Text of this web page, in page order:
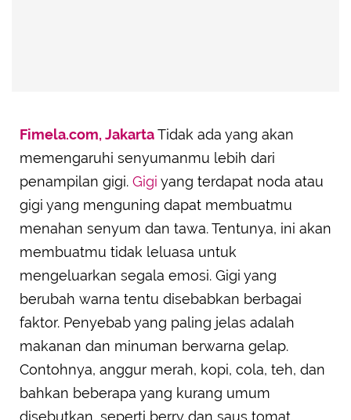
Fimela.com, JakartaTidak ada yang akan
memengaruhi senyumanmu lebih dari
penampilan gigi. Gigi yang terdapat noda atau
gigi yang menguning dapat membuatmu
menahan senyum dan tawa. Tentunya, ini akan
membuatmu tidak leluasa untuk
mengeluarkan segala emosi. Gigi yang
berubah warna tentu disebabkan berbagai
faktor. Penyebab yang paling jelas adalah
makanan dan minuman berwarna gelap.
Contohnya, anggur merah, kopi, cola, teh, dan
bahkan beberapa yang kurang umum
disebutkan, seperti berry dan saus tomat.